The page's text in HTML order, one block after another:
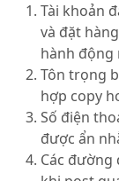
Tài khoản
và đặt
hành động
Tôn trọng
hợp copy
Số điện
được ẩn
Các đường